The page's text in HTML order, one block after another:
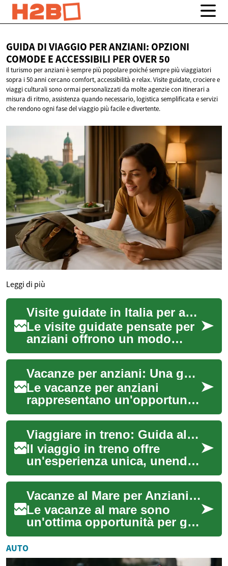
GUIDA DI VIAGGIO PER ANZIANI: OPZIONI
COMODE E ACCESSIBILI PEROVER 50
Il turismo per anziani è sempre più popolare poiché sempre più viaggiatori
sopra i 50 anni cercano comfort, accessibilità e relax. Visite guidate, crociere e
viaggi culturali sono ormai personalizzati da molte agenzie con itinerari a
misura di ritmo, assistenza quando necessario, logistica semplificata e servizi
che rendono ogni fase del viaggio più facile e divertente.
Leggi di più
Visite guidate in Italia per anziani: come scegliere e organizzare
Le visite guidate pensate per
anziani offrono un modo
sicuro e piacevole per
scoprire l'Italia senza
rinunciare al co...
Vacanze per anziani: Una guida completa per un relax rigenerante
Le vacanze per anziani
rappresentano un'opportunità
unica per godersi il meritato
riposo e vivere nuove
esperienze in...
Viaggiare in treno: Guida alla pianificazione globale
Il viaggio in treno offre
un'esperienza unica, unendo
il comfort alla possibilità di
ammirare paesaggi
mozzafiato che...
Vacanze al Mare per Anziani: Una Guida Completa
Le vacanze al mare sono
un'ottima opportunità per gli
anziani di rilassarsi,
rigenerarsi e godersi il sole e
il mare ...
AUTO